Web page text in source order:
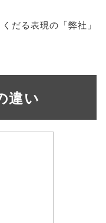
だる表現の「弊社」
違い